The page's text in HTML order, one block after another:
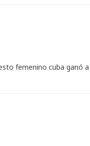
femenino cuba ganó